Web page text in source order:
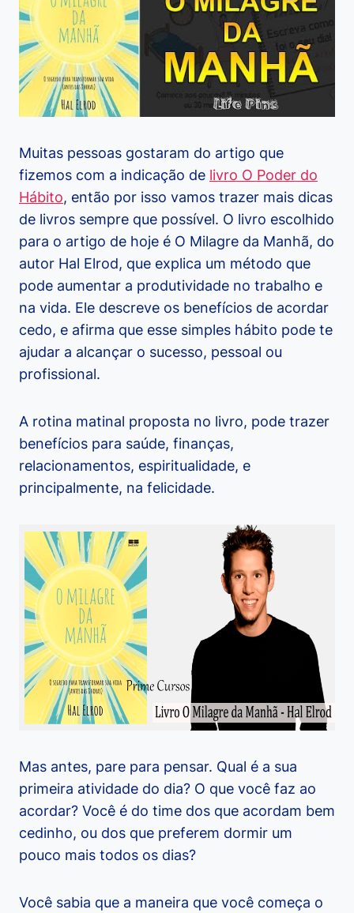
Muitas pessoas gostaram do artigo que
fizemos com a indicação de livro O Poder do
Hábito, então por isso vamos trazer mais dicas
de livros sempre que possível. O livro escolhido
para o artigo de hoje é O Milagre da Manhã, do
autor Hal Elrod, que explica um método que
pode aumentar a produtividade no trabalho e
na vida. Ele descreve os benefícios de acordar
cedo, e afirma que esse simples hábito pode te
ajudar a alcançar o sucesso, pessoal ou
profissional.
A rotina matinal proposta no livro, pode trazer
benefícios para saúde, finanças,
relacionamentos, espiritualidade, e
principalmente, na felicidade.
Mas antes, pare para pensar. Qual é a sua
primeira atividade do dia? O que você faz ao
acordar? Você é do time dos que acordam bem
cedinho, ou dos que preferem dormir um
pouco mais todos os dias?
Você sabia que a maneira que você começa o